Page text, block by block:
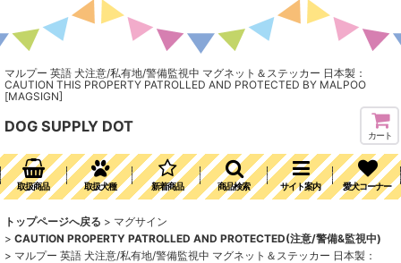
マルプー 英語 犬注意/私有地/警備監視中 マグネット＆ステッカー 日本製：
CAUTION THIS PROPERTY PATROLLED AND PROTECTED BY MALPOO
[MAGSIGN]
DOG SUPPLY DOT
カート
取扱商品 取扱犬種 新着商品 商品検索 サイト案内 愛犬コーナー
トップページへ戻る > マグサイン
> CAUTION PROPERTY PATROLLED AND PROTECTED(注意/警備&監視中)
> マルプー 英語 犬注意/私有地/警備監視中 マグネット＆ステッカー 日本製：